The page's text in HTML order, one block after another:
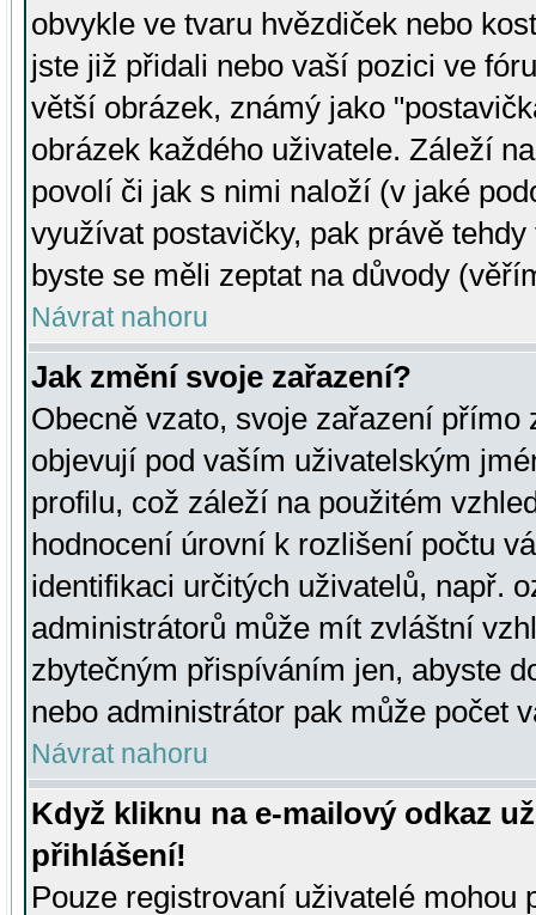
obvykle ve tvaru hvězdiček nebo
jste již přidali nebo vaší pozici ve
větší obrázek, známý jako
obrázek každého uživatele. Záleží
povolí či jak s nimi naloží (v jaké
využívat postavičky, pak právě
byste se měli zeptat na důvody
Návrat nahoru
Jak změní svoje zařazení?
Obecně vzato, svoje zařazení přímo
objevují pod vaším uživatelským
profilu, což záleží na použitém
hodnocení úrovní k rozlišení počtu
identifikaci určitých uživatelů, např.
administrátorů může mít zvláštní
zbytečným přispíváním jen, abyste
nebo administrátor pak může počet
Návrat nahoru
Když kliknu na e-mailový odkaz
přihlášení!
Pouze registrovaní uživatelé mohou